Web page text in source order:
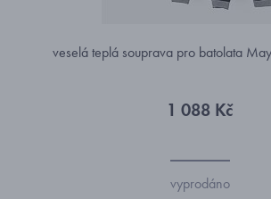
veselá teplá souprava pro batolata
1 088 Kč
vyprodáno